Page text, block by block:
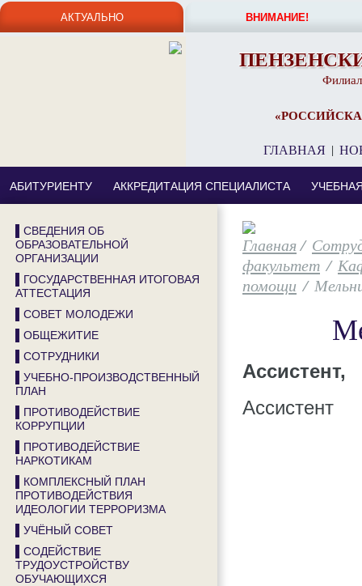
АКТУАЛЬНО ВНИМАНИЕ!
ГЛАВНАЯ |
АБИТУРИЕНТУ АККРЕДИТАЦИЯ СПЕЦИАЛИСТА
/
факультет /
помощи /
Ассистент,
Ассистент
▌СВЕДЕНИЯ ОБ
ОБРАЗОВАТЕЛЬНОЙ
ОРГАНИЗАЦИИ
▌ГОСУДАРСТВЕННАЯ ИТОГОВАЯ
АТТЕСТАЦИЯ
▌СОВЕТ МОЛОДЕЖИ
▌ОБЩЕЖИТИЕ
▌СОТРУДНИКИ
▌УЧЕБНО-ПРОИЗВОДСТВЕННЫЙ
ПЛАН
▌ПРОТИВОДЕЙСТВИЕ
КОРРУПЦИИ
▌ПРОТИВОДЕЙСТВИЕ
НАРКОТИКАМ
▌КОМПЛЕКСНЫЙ ПЛАН
ПРОТИВОДЕЙСТВИЯ
ИДЕОЛОГИИ ТЕРРОРИЗМА
▌УЧЁНЫЙ СОВЕТ
▌СОДЕЙСТВИЕ
ТРУДОУСТРОЙСТВУ
ОБУЧАЮЩИХСЯ